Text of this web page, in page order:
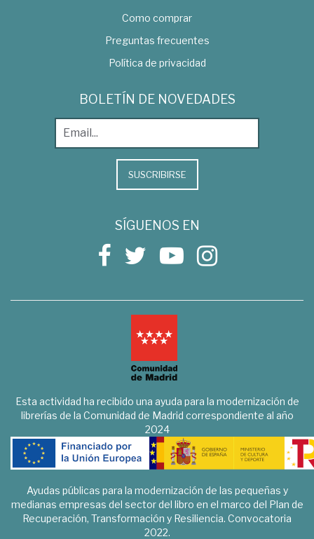
Como comprar
Preguntas frecuentes
Política de privacidad
BOLETÍN DE NOVEDADES
SUSCRIBIRSE
SÍGUENOS EN
Esta actividad ha recibido una ayuda para la modernización de
librerías de la Comunidad de Madrid correspondiente al año
2024
Ayudas públicas para la modernización de las pequeñas y
medianas empresas del sector del libro en el marco del Plan de
Recuperación, Transformación y Resiliencia. Convocatoria
2022.